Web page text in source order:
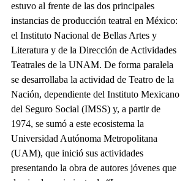
estuvo al frente de las dos principales
instancias de producción teatral en México:
el Instituto Nacional de Bellas Artes y
Literatura y de la Dirección de Actividades
Teatrales de la UNAM. De forma paralela
se desarrollaba la actividad de Teatro de la
Nación, dependiente del Instituto Mexicano
del Seguro Social (IMSS) y, a partir de
1974, se sumó a este ecosistema la
Universidad Autónoma Metropolitana
(UAM), que inició sus actividades
presentando la obra de autores jóvenes que